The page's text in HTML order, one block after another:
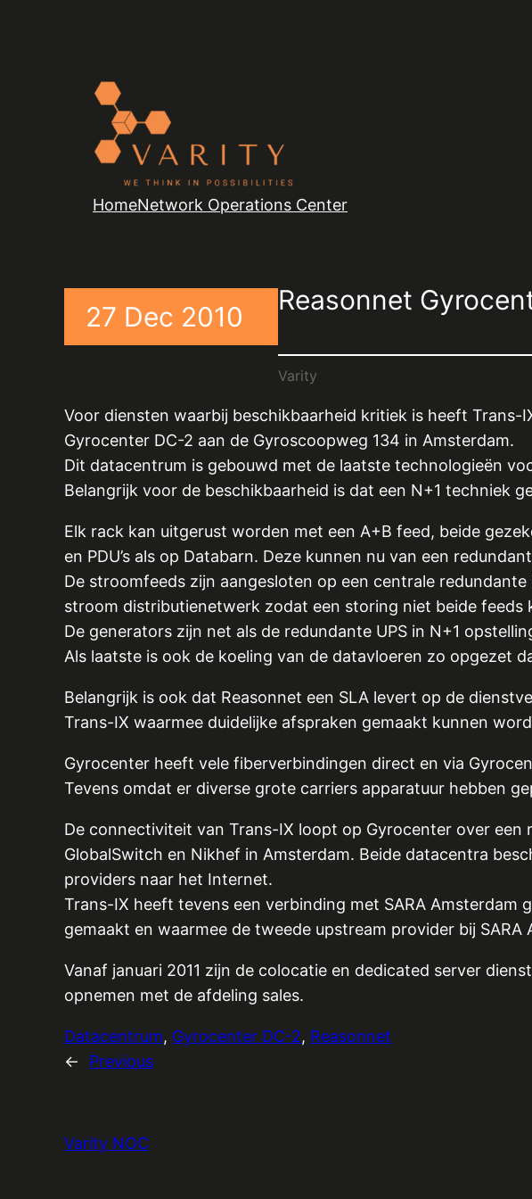
HomeNetwork Operations Center
27 Dec 2010
Reasonnet
Varity
Voor diensten waarbij beschikbaarheid kritiek is heeft
Gyrocenter DC-2 aan de Gyroscoopweg 134 in Amsterdam.
Dit datacentrum is gebouwd met de laatste technologieën
Belangrijk voor de beschikbaarheid is dat een N+1 techniek
Elk rack kan uitgerust worden met een A+B feed, beide
en PDU’s als op Databarn. Deze kunnen nu van een
De stroomfeeds zijn aangesloten op een centrale
stroom distributienetwerk zodat een storing niet beide feeds
De generators zijn net als de redundante UPS in N+1
Als laatste is ook de koeling van de datavloeren zo opgezet
Belangrijk is ook dat Reasonnet een SLA levert op de
Trans-IX waarmee duidelijke afspraken gemaakt kunnen
Gyrocenter heeft vele fiberverbindingen direct en via
Tevens omdat er diverse grote carriers apparatuur hebben
De connectiviteit van Trans-IX loopt op Gyrocenter over
GlobalSwitch en Nikhef in Amsterdam. Beide datacentra
providers naar het Internet.
Trans-IX heeft tevens een verbinding met SARA Amsterdam
gemaakt en waarmee de tweede upstream provider bij
Vanaf januari 2011 zijn de colocatie en dedicated server
opnemen met de afdeling sales.
Datacentrum, Gyrocenter DC-2, Reasonnet
←
Previous
Varity NOC